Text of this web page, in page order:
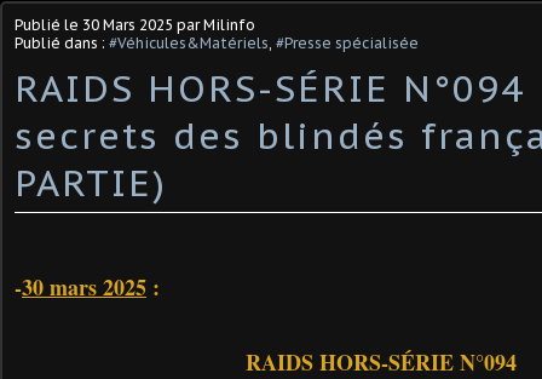
Publié le 30 Mars 2025 par Milinfo
Publié dans : #Véhicules&Matériels, #Presse spécialisée
RAIDS HORS-SÉRIE
secrets des blindés
PARTIE) ​
-30 mars 2025 :
RAIDS HORS-SÉRIE N°094